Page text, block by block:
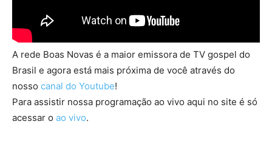
A rede Boas Novas é a maior emissora de TV gospel do
Brasil e agora está mais próxima de você através do
nosso canal do Youtube!
Para assistir nossa programação ao vivo aqui no site é só
acessar o ao vivo.